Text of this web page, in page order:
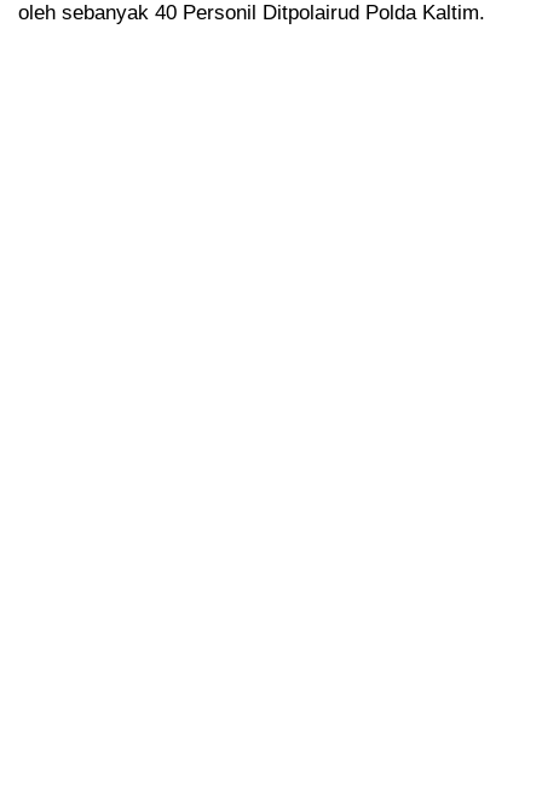
oleh sebanyak 40 Personil Ditpolairud Polda Kaltim.